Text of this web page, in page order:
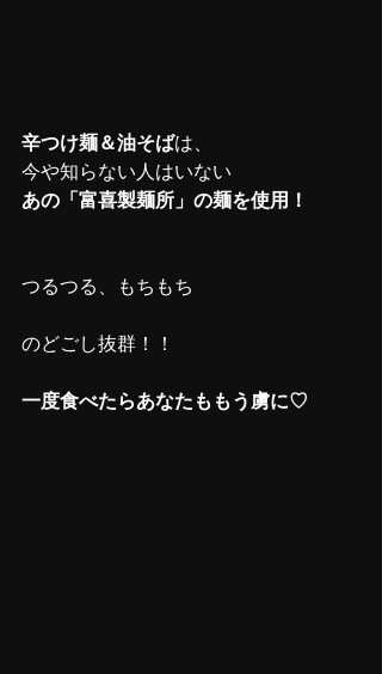
辛つけ麺＆油そばは、
今や知らない人はいない
あの「富喜製麺所」の麺を使用！
つるつる、もちもち
のどごし抜群！！
一度食べたらあなたももう虜に♡